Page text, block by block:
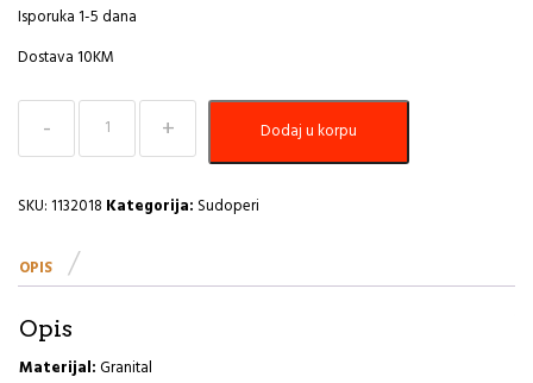
Isporuka 1-5 dana
Dostava 10KM
Sudoper
590x500
Cadit
G22-
A
Dodaj u korpu
SKU: 1132018 Kategorija: Sudoperi
OPIS
Opis
Materijal:Granital